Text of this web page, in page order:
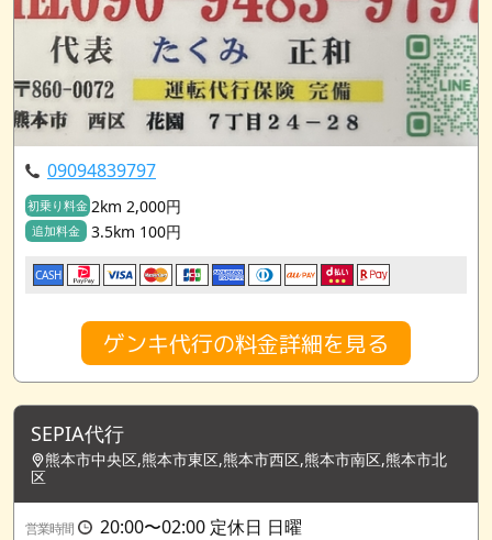
09094839797
初乗り料金 2km 2,000円
追加料金 3.5km 100円
CASH
ゲンキ代行の料金詳細を見る
SEPIA代行
熊本市中央区,熊本市東区,熊本市西区,熊本市南区,熊本市北
区
営業時間
20:00〜02:00 定休日 日曜